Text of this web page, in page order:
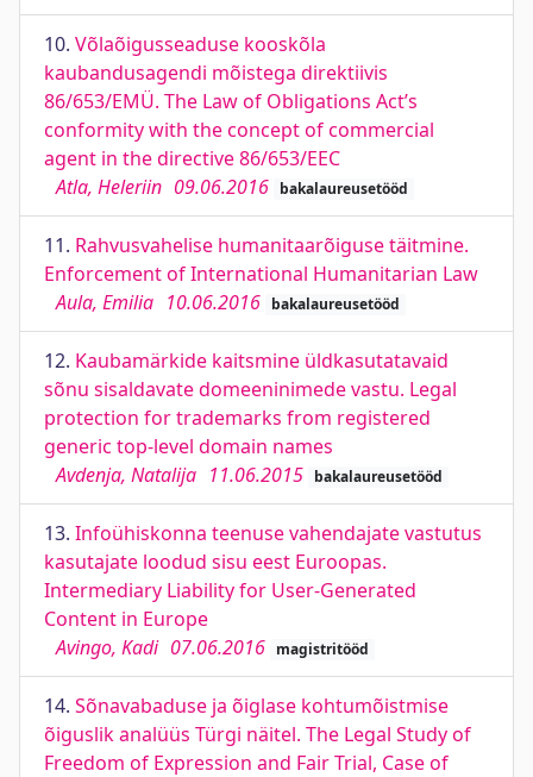
10. Võlaõigusseaduse kooskõla
kaubandusagendi mõistega direktiivis
86/653/EMÜ. The Law of Obligations Act’s
conformity with the concept of commercial
agent in the directive 86/653/EEC
Atla, Heleriin 09.06.2016 bakalaureusetööd
11. Rahvusvahelise humanitaarõiguse täitmine.
Enforcement of International Humanitarian Law
Aula, Emilia 10.06.2016 bakalaureusetööd
12. Kaubamärkide kaitsmine üldkasutatavaid
sõnu sisaldavate domeeninimede vastu. Legal
protection for trademarks from registered
generic top-level domain names
Avdenja, Natalija 11.06.2015 bakalaureusetööd
13. Infoühiskonna teenuse vahendajate vastutus
kasutajate loodud sisu eest Euroopas.
Intermediary Liability for User-Generated
Content in Europe
Avingo, Kadi 07.06.2016 magistritööd
14. Sõnavabaduse ja õiglase kohtumõistmise
õiguslik analüüs Türgi näitel. The Legal Study of
Freedom of Expression and Fair Trial, Case of